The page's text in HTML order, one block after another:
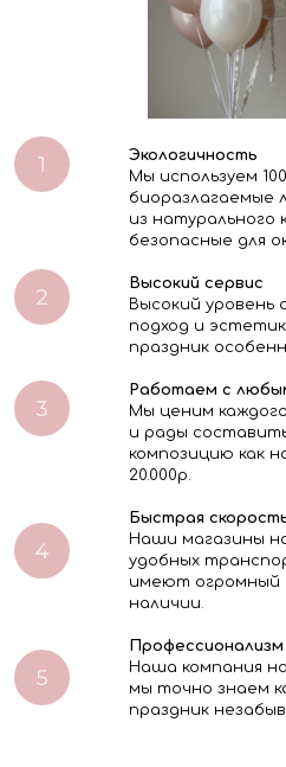
Экологичность
Мы используем
биоразлагаемые
из натурального
безопасные для
Высокий сервис
Высокий уровень
подход и
праздник
Работаем с
Мы ценим
и рады
композицию как
20.000р.
Быстрая
Наши магазины
удобных
имеют огромный
наличии.
Профессионализм
Наша компания на
мы точно знаем
праздник